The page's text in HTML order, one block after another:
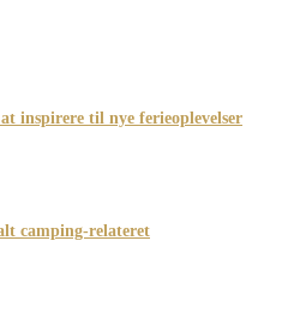
inspirere til nye ferieoplevelser
camping-relateret